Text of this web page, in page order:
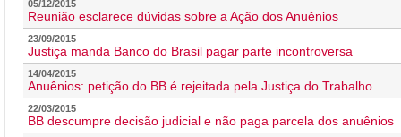
05/12/2015
Reunião esclarece dúvidas sobre a Ação dos Anuênios
23/09/2015
Justiça manda Banco do Brasil pagar parte incontroversa
14/04/2015
Anuênios: petição do BB é rejeitada pela Justiça do Trabalho
22/03/2015
BB descumpre decisão judicial e não paga parcela dos anuênios